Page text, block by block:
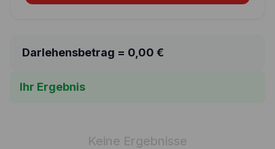
Darlehensbetrag = 0,00 €
Ihr Ergebnis
Keine Ergebnisse